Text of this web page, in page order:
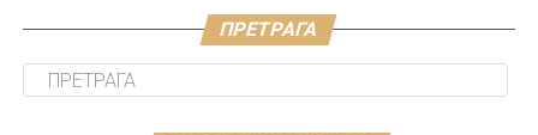
ПРЕТРАГА